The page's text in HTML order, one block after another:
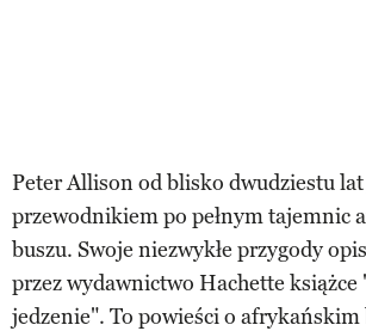
Peter Allison od blisko dwudziestu
przewodnikiem po pełnym tajemnic
buszu. Swoje niezwykłe przygody
przez wydawnictwo Hachette
jedzenie". To powieści o afrykańskim